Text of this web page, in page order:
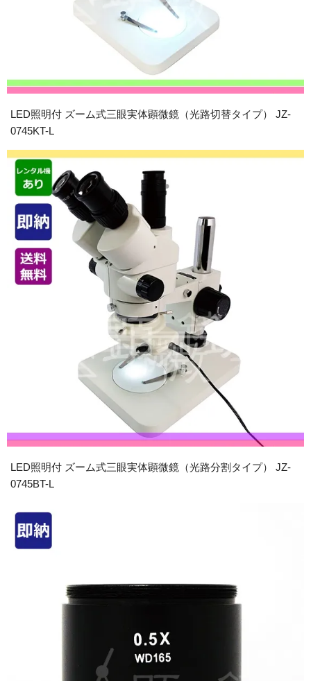
LED照明付 ズーム式三眼実体顕微鏡（光路切替タイプ） JZ-
0745KT-L
LED照明付 ズーム式三眼実体顕微鏡（光路分割タイプ） JZ-
0745BT-L